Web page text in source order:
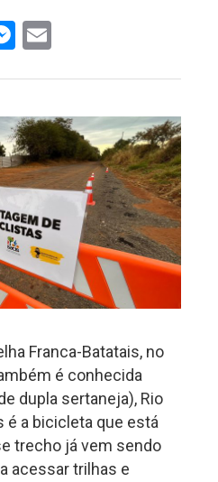
Messenger
Email
Franca-Batatais, no
é conhecida
dupla sertaneja), Rio
é a bicicleta que está
trecho já vem sendo
acessar trilhas e